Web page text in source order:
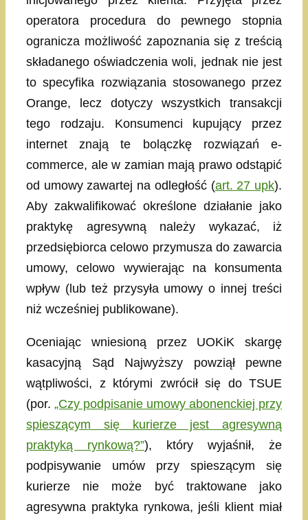
operatora procedura do pewnego stopnia
ogranicza możliwość zapoznania się z treścią
składanego oświadczenia woli, jednak nie jest
to specyfika rozwiązania stosowanego przez
Orange, lecz dotyczy wszystkich transakcji
tego rodzaju. Konsumenci kupujący przez
internet znają te bolączkę rozwiązań e-
commerce, ale w zamian mają prawo odstąpić
od umowy zawartej na odległość (art. 27 upk).
Aby zakwalifikować określone działanie jako
praktykę agresywną należy wykazać, iż
przedsiębiorca celowo przymusza do zawarcia
umowy, celowo wywierając na konsumenta
wpływ (lub też przysyła umowy o innej treści
niż wcześniej publikowane).
Oceniając wniesioną przez UOKiK skargę
kasacyjną Sąd Najwyższy powziął pewne
wątpliwości, z którymi zwrócił się do TSUE
(por. „Czy podpisanie umowy abonenckiej przy
spieszącym się kurierze jest agresywną
praktyką rynkową?”), który wyjaśnił, że
podpisywanie umów przy spieszącym się
kurierze nie może być traktowane jako
agresywna praktyka rynkowa, jeśli klient miał